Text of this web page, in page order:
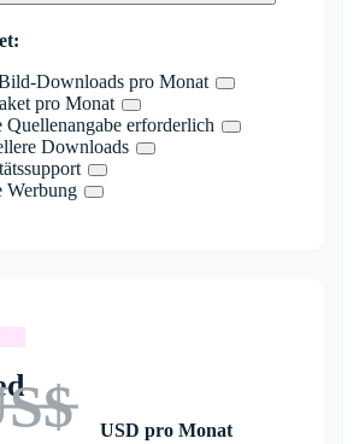
Downloads pro Monat
pro Monat
Quellenangabe erforderlich
Downloads
Werbung
USD pro Monat